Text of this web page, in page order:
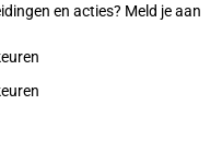
en acties? Meld je aan